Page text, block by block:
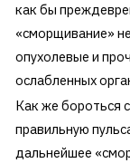
как бы
«сморщивание»
опухолевые и
ослабленных
Как же бороться
правильную
дальнейшее